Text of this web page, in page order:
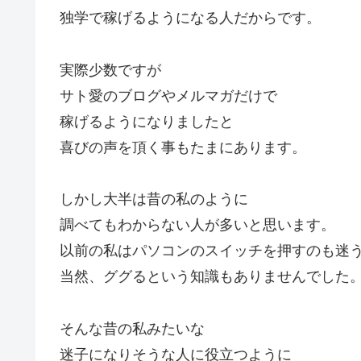
独学で稼げるようになる人だからです。
実際少数ですが
サト愛のブログやメルマガだけで
稼げるようになりましたと
喜びの声を頂く事もたまにあります。
しかし大半は昔の私のように
調べてもわからない人が多いと思います。
以前の私はパソコンのスイッチを押すのも迷
当然、ググるという知識もありませんでした。
そんな昔の私みたいな
迷子になりそうな人に役立つように